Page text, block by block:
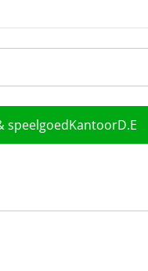
speelgoedKantoorD.E